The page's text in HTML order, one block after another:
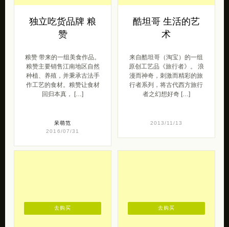
独立吃货品牌 粮
赞
粮赞 带来的一组美食作品。
粮赞主要销售江南地区自然
种植、养殖，并秉承古法手
作工艺的食材。粮赞让食材
回归本真， […]
呆萌范
2016/07/31
酷坦哥 生活的艺
术
来自酷坦哥（淘宝）的一组
原创工艺品《旅行者》。 浪
漫而神奇，刺激而精彩的旅
行者系列，将古代西方旅行
者之幻想好奇 […]
2013/11/13
去购买 去购买